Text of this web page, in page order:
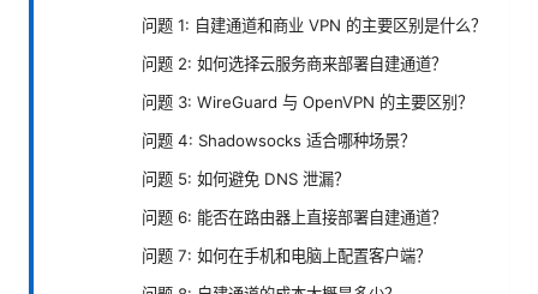
问题 1: 自建通道和商业 VPN 的主要区别是什么？
问题 2: 如何选择云服务商来部署自建通道？
问题 3: WireGuard 与 OpenVPN 的主要区别？
问题 4: Shadowsocks 适合哪种场景？
问题 5: 如何避免 DNS 泄漏？
问题 6: 能否在路由器上直接部署自建通道？
问题 7: 如何在手机和电脑上配置客户端？